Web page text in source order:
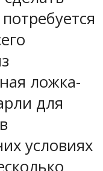
ложка-
для
условиях